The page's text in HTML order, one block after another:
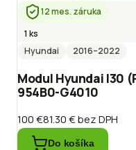
12 mes. záruka
1 ks
Hyundai
2016–2022
Modul Hyundai I30
954B0-G4010
100 €81.30 €bez DPH
Do košíka